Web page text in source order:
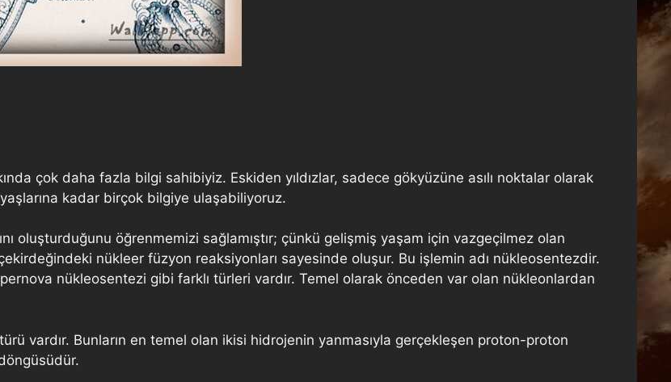
çok daha fazla bilgi sahibiyiz. Eskiden yıldızlar, sadece gökyüzüne asılı noktalar olarak
kadar birçok bilgiye ulaşabiliyoruz.
oluşturduğunu öğrenmemizi sağlamıştır; çünkü gelişmiş yaşam için vazgeçilmez olan
nükleer füzyon reaksiyonları sayesinde oluşur. Bu işlemin adı nükleosentezdir.
nükleosentezi gibi farklı türleri vardır. Temel olarak önceden var olan nükleonlardan
vardır. Bunların en temel olan ikisi hidrojenin yanmasıyla gerçekleşen proton-proton